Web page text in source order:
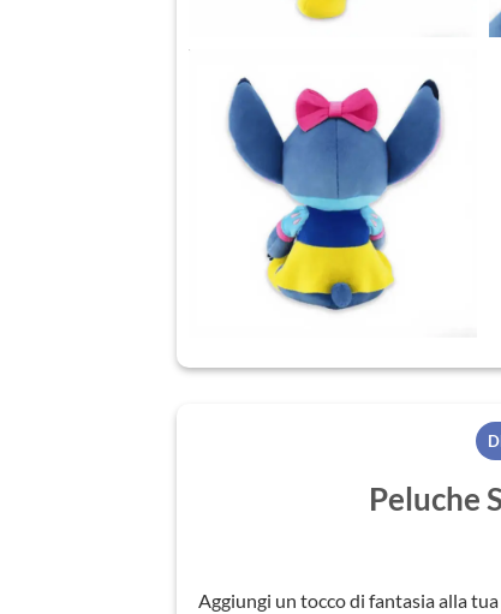
Peluche
Aggiungi un tocco di fantasia alla